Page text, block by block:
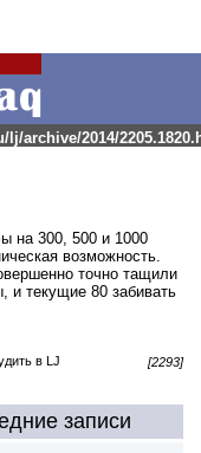
lj/archive/2014/
на 300, 500 и 1000
возможность.
точно тащили
и текущие 80 забивать
в LJ
[2293]
записи